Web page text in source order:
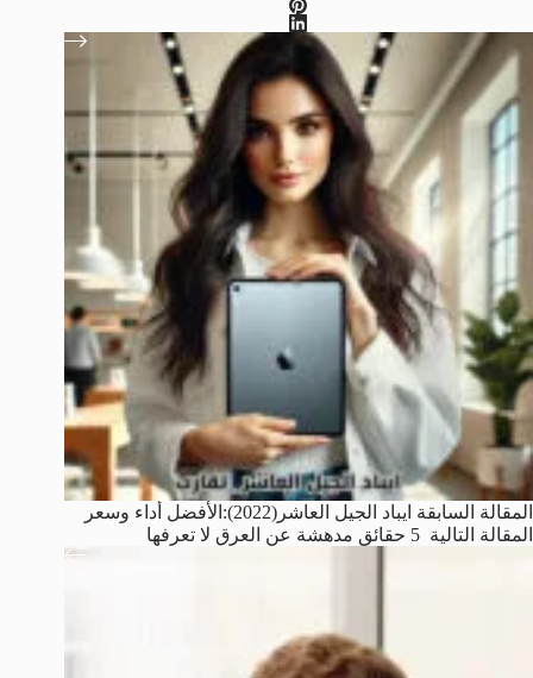
المقالة السابقة ايباد الجيل العاشر(2022):الأفضل أداء وسعر
المقالة التالية